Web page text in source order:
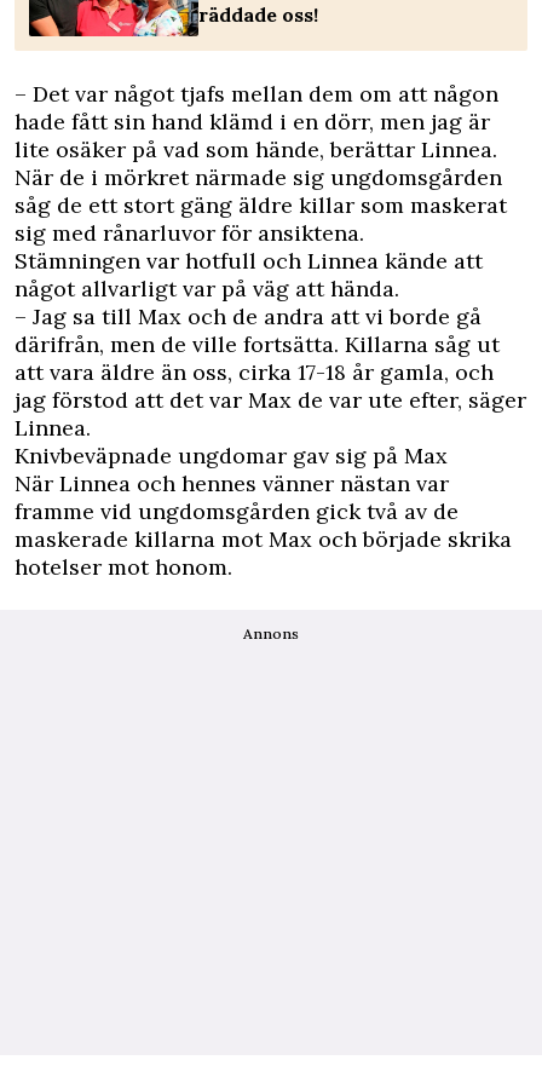
räddade oss!
– Det var något tjafs mellan dem om att någon
hade fått sin hand klämd i en dörr, men jag är
lite osäker på vad som hände, berättar Linnea.
När de i mörkret närmade sig ungdomsgården
såg de ett stort gäng äldre killar som maskerat
sig med rånarluvor för ansiktena.
Stämningen var hotfull och Linnea kände att
något allvarligt var på väg att hända.
– Jag sa till Max och de andra att vi borde gå
därifrån, men de ville fortsätta. Killarna såg ut
att vara äldre än oss, cirka 17-18 år gamla, och
jag förstod att det var Max de var ute efter, säger
Linnea.
Knivbeväpnade ungdomar gav sig på Max
När Linnea och hennes vänner nästan var
framme vid ungdomsgården gick två av de
maskerade killarna mot Max och började skrika
hotelser mot honom.
Annons